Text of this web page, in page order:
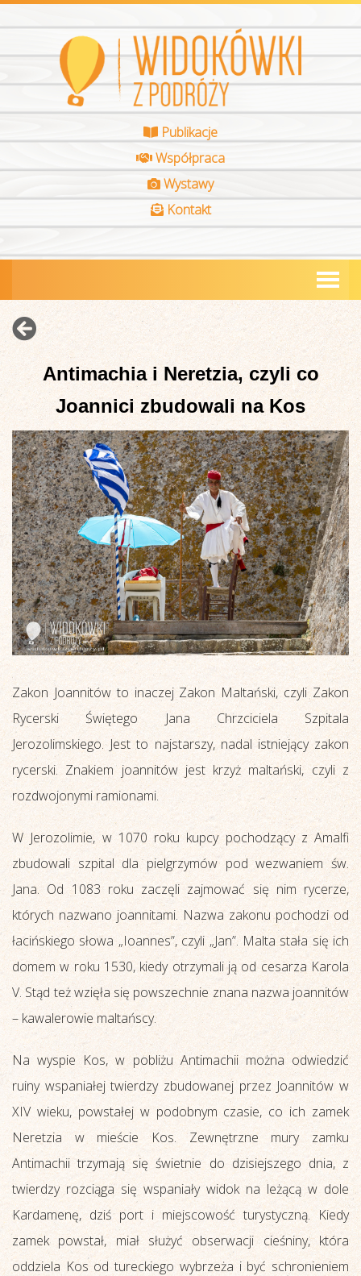
Publikacje
Współpraca
Wystawy
Kontakt
Antimachia i Neretzia, czyli co
Joannici zbudowali na Kos
Zakon Joannitów to inaczej Zakon Maltański, czyli Zakon
Rycerski Świętego Jana Chrzciciela Szpitala
Jerozolimskiego. Jest to najstarszy, nadal istniejący zakon
rycerski. Znakiem joannitów jest krzyż maltański, czyli z
rozdwojonymi ramionami.
W Jerozolimie, w 1070 roku kupcy pochodzący z Amalfi
zbudowali szpital dla pielgrzymów pod wezwaniem św.
Jana. Od 1083 roku zaczęli zajmować się nim rycerze,
których nazwano joannitami. Nazwa zakonu pochodzi od
łacińskiego słowa „Ioannes”, czyli „Jan”. Malta stała się ich
domem w roku 1530, kiedy otrzymali ją od cesarza Karola
V. Stąd też wzięła się powszechnie znana nazwa joannitów
– kawalerowie maltańscy.
Na wyspie Kos, w pobliżu Antimachii można odwiedzić
ruiny wspaniałej twierdzy zbudowanej przez Joannitów w
XIV wieku, powstałej w podobnym czasie, co ich zamek
Neretzia w mieście Kos. Zewnętrzne mury zamku
Antimachii trzymają się świetnie do dzisiejszego dnia, z
twierdzy rozciąga się wspaniały widok na leżącą w dole
Kardamenę, dziś port i miejscowość turystyczną. Kiedy
zamek powstał, miał służyć obserwacji cieśniny, która
oddziela Kos od tureckiego wybrzeża i być schronieniem